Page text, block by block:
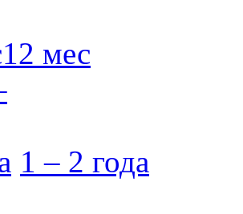
12 мес
1 – 2 года